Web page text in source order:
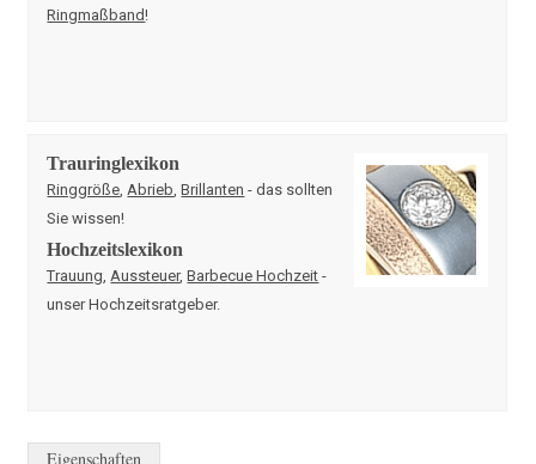
Ringmaßband!
Trauringlexikon
Ringgröße,Abrieb,Brillanten - das sollten
Sie wissen!
Hochzeitslexikon
Trauung,Aussteuer,Barbecue Hochzeit -
unser Hochzeitsratgeber.
Eigenschaften